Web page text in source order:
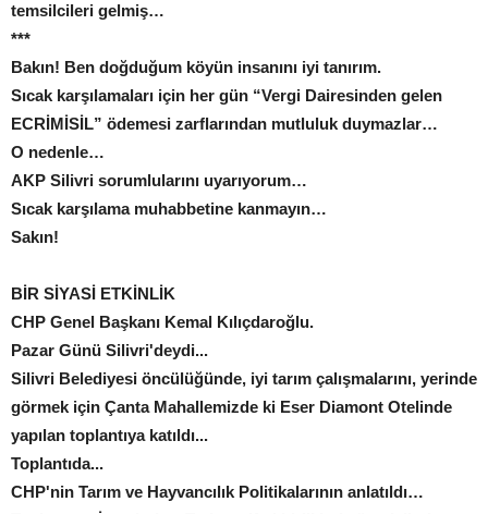
temsilcileri gelmiş…
***
Bakın! Ben doğduğum köyün insanını iyi tanırım.
Sıcak karşılamaları için her gün “Vergi Dairesinden gelen
ECRİMİSİL” ödemesi zarflarından mutluluk duymazlar…
O nedenle…
AKP Silivri sorumlularını uyarıyorum…
Sıcak karşılama muhabbetine kanmayın…
Sakın!
BİR SİYASİ ETKİNLİK
CHP Genel Başkanı Kemal Kılıçdaroğlu.
Pazar Günü Silivri'deydi...
Silivri Belediyesi öncülüğünde, iyi tarım çalışmalarını, yerinde
görmek için Çanta Mahallemizde ki Eser Diamont Otelinde
yapılan toplantıya katıldı...
Toplantıda...
CHP'nin Tarım ve Hayvancılık Politikalarının anlatıldı…